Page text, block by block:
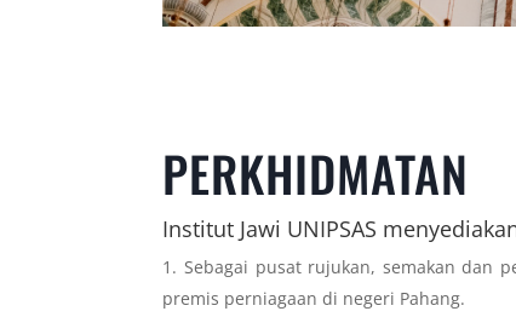
PERKHIDMATAN
Institut Jawi UNIPSAS
Sebagai pusat rujukan, semakan dan
premis perniagaan di negeri Pahang.